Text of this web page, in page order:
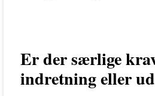
Er der særlige
indretning eller